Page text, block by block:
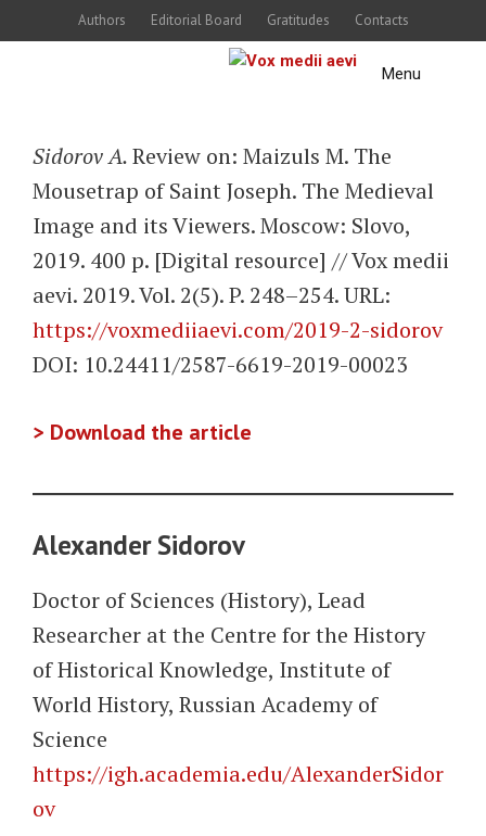
to
Authors Editorial Board Gratitudes Contacts
Menu
Sidorov A.Review on: Maizuls M. The
Mousetrap of Saint Joseph. The Medieval
Image and its Viewers. Moscow: Slovo,
2019. 400 p. [Digital resource] // Vox medii
aevi. 2019. Vol. 2(5). P. 248–254. URL:
https://voxmediiaevi.com/2019-2-sidorov
DOI: 10.24411/2587-6619-2019-00023
> Download the article
Alexander Sidorov
Doctor of Sciences (History), Lead
Researcher at the Centre for the History
of Historical Knowledge, Institute of
World History, Russian Academy of
Science
https://igh.academia.edu/AlexanderSidor
ov